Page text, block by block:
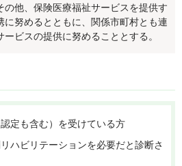
の他、保険医療福祉サービスを提供す
に努めるとともに、関係市町村とも連
ビスの提供に努めることとする。
定も含む）を受けている方
ハビリテーションを必要だと診断さ